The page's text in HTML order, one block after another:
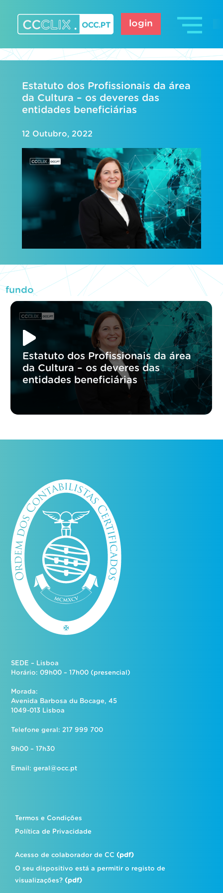
content
login
Estatuto dos Profissionais da área
da Cultura – os deveres das
entidades beneficiárias
12 Outubro, 2022
fundo
Estatuto dos Profissionais da área
da Cultura – os deveres das
entidades beneficiárias
SEDE – Lisboa
Horário: 09h00 – 17h00 (presencial)
Morada:
Avenida Barbosa du Bocage, 45
1049-013 Lisboa
Telefone geral: 217 999 700
9h00 – 17h30
Email:geral@occ.pt
Termos e Condições
Política de Privacidade
Acesso de colaborador de CC(pdf)
O seu dispositivo está a permitir o registo de
visualizações?(pdf)